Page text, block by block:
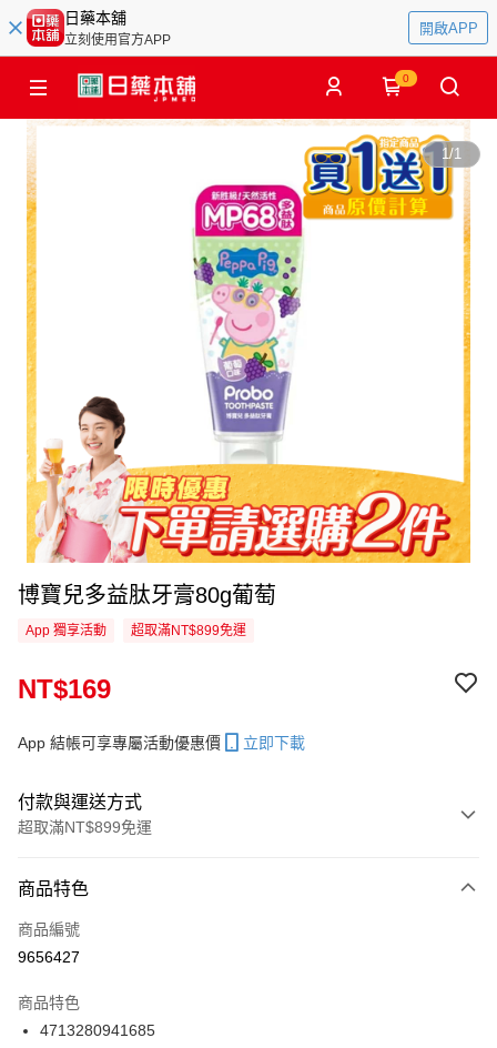
日藥本舖
立刻使用官方APP
開啟APP
0
1/1
博寶兒多益肽牙膏80g葡萄
App 獨享活動 超取滿NT$899免運
NT$169
App 結帳可享專屬活動優惠價 立即下載
付款與運送方式
超取滿NT$899免運
信用卡一次付款
信用卡分期付款
合作金庫商業銀行
華南商業銀行
商品特色
商品編號
9656427
商品特色
4713280941685